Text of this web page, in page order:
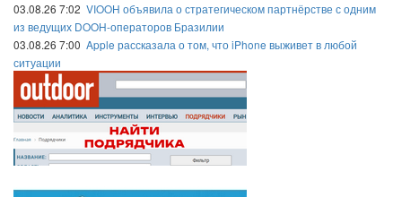
03.08.26 7:02 VIOOH объявила о стратегическом партнёрстве с одним
из ведущих DOOH-операторов Бразилии
03.08.26 7:00 Apple рассказала о том, что iPhone выживет в любой
ситуации